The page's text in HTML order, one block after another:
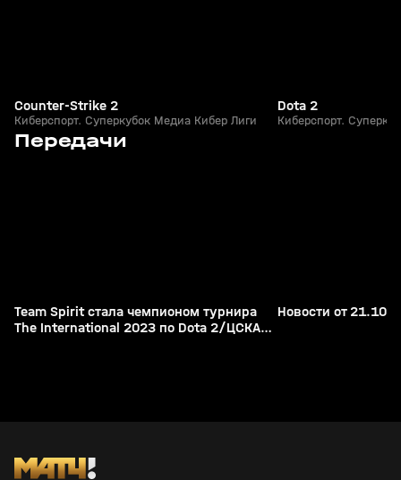
Counter-Strike 2
Киберспорт. Суперкубок Медиа Кибер Лиги
Dota 2
Киберспорт.
Передачи
30 окт 2023, 14:24
Team Spirit стала чемпионом турнира
The International 2023 по Dota 2/ЦСКА
Новости от